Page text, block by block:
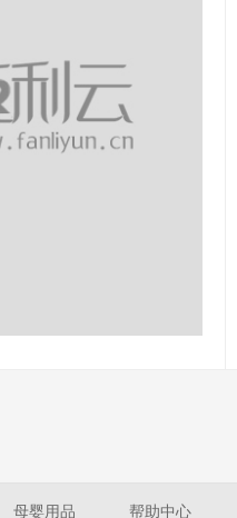
母婴用品 帮助中心